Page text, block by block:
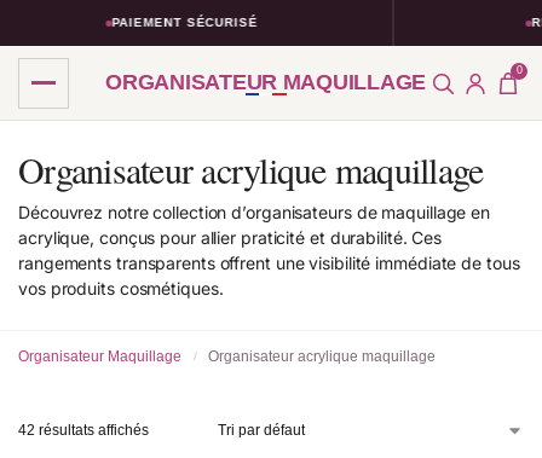
PAIEMENT SÉCURISÉ RETOURS
ORGANISATEUR MAQUILLAGE 0
Organisateur acrylique maquillage
Découvrez notre collection d’organisateurs de maquillage en
acrylique, conçus pour allier praticité et durabilité. Ces
rangements transparents offrent une visibilité immédiate de tous
vos produits cosmétiques.
Organisateur Maquillage / Organisateur acrylique maquillage
42 résultats affichés